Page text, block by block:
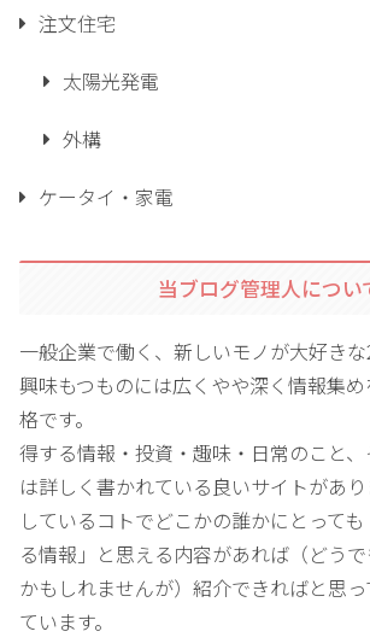
注文住宅
太陽光発電
外構
ケータイ・家電
当ブログ管理人につい
一般企業で働く、新しいモノが大好きな
興味もつものには広くやや深く情報集
格です。
得する情報・投資・趣味・日常のこと
は詳しく書かれている良いサイトがあ
しているコトでどこかの誰かにとって
る情報」と思える内容があれば（どう
かもしれませんが）紹介できればと思
ています。